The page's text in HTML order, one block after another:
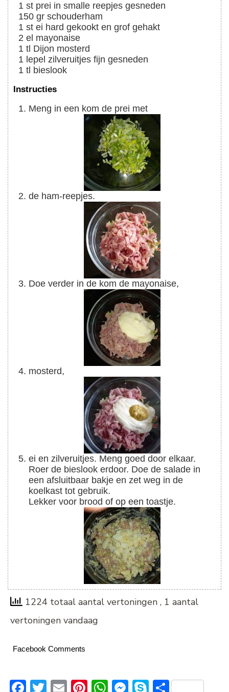
1 st prei in smalle reepjes gesneden
150 gr schouderham
1 st ei hard gekookt en grof gehakt
2 el mayonaise
1 tl Dijon mosterd
1 lepel zilveruitjes fijn gesneden
1 tl bieslook
Instructies
Meng in een kom de prei met
de ham-reepjes.
Doe verder in de kom de mayonaise,
mosterd,
ei en zilveruitjes. Meng goed door elkaar.
Roer de bieslook erdoor. Doe de salade in
een afsluitbaar bakje en zet weg in de
koelkast tot gebruik.
Lekker voor brood of op een toastje.
1224 totaal aantal vertoningen , 1 aantal
vertoningen vandaag
Facebook Comments